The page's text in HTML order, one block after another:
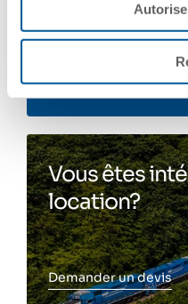
Nous
Vous êtes
location?
Demander un devis